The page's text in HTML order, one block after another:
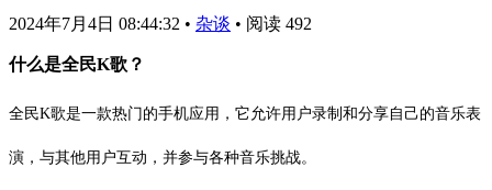
2024年7月4日 08:44:32 • 杂谈 • 阅读 492
什么是全民K歌？
全民K歌是一款热门的手机应用，它允许用户录制和分享自己的音乐表
演，与其他用户互动，并参与各种音乐挑战。